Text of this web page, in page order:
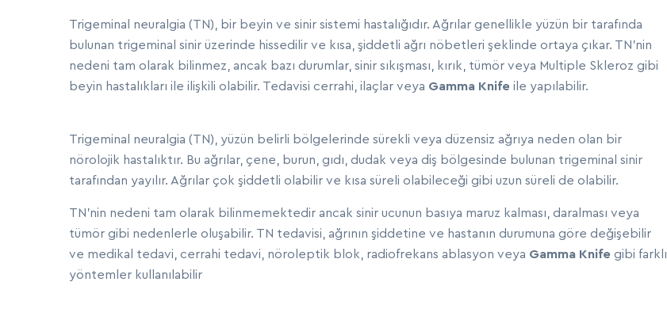
Trigeminal neuralgia (TN), bir beyin ve sinir sistemi hastalığıdır. Ağrılar genellikle yüzün bir tarafında
bulunan trigeminal sinir üzerinde hissedilir ve kısa, şiddetli ağrı nöbetleri şeklinde ortaya çıkar. TN'nin
nedeni tam olarak bilinmez, ancak bazı durumlar, sinir sıkışması, kırık, tümör veya Multiple Skleroz gibi
beyin hastalıkları ile ilişkili olabilir. Tedavisi cerrahi, ilaçlar veya Gamma Knife ile yapılabilir.
Trigeminal neuralgia (TN), yüzün belirli bölgelerinde sürekli veya düzensiz ağrıya neden olan bir
nörolojik hastalıktır. Bu ağrılar, çene, burun, gıdı, dudak veya diş bölgesinde bulunan trigeminal sinir
tarafından yayılır. Ağrılar çok şiddetli olabilir ve kısa süreli olabileceği gibi uzun süreli de olabilir.
TN'nin nedeni tam olarak bilinmemektedir ancak sinir ucunun basıya maruz kalması, daralması veya
tümör gibi nedenlerle oluşabilir. TN tedavisi, ağrının şiddetine ve hastanın durumuna göre değişebilir
ve medikal tedavi, cerrahi tedavi, nöroleptik blok, radiofrekans ablasyon veya Gamma Knife gibi farklı
yöntemler kullanılabilir